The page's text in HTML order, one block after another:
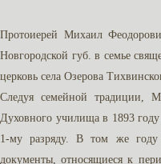
Протоиерей Михаил
Новгородской губ. в семье
церковь села Озерова
Следуя семейной традиции,
Духовного училища в 1893
1-му разряду. В том же году
документы, относящиеся к